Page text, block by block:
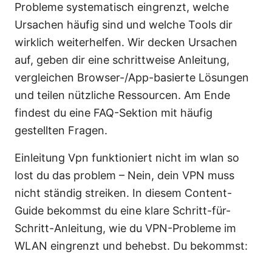
Probleme systematisch eingrenzt, welche
Ursachen häufig sind und welche Tools dir
wirklich weiterhelfen. Wir decken Ursachen
auf, geben dir eine schrittweise Anleitung,
vergleichen Browser-/App-basierte Lösungen
und teilen nützliche Ressourcen. Am Ende
findest du eine FAQ-Sektion mit häufig
gestellten Fragen.
Einleitung Vpn funktioniert nicht im wlan so
lost du das problem – Nein, dein VPN muss
nicht ständig streiken. In diesem Content-
Guide bekommst du eine klare Schritt-für-
Schritt-Anleitung, wie du VPN-Probleme im
WLAN eingrenzt und behebst. Du bekommst: